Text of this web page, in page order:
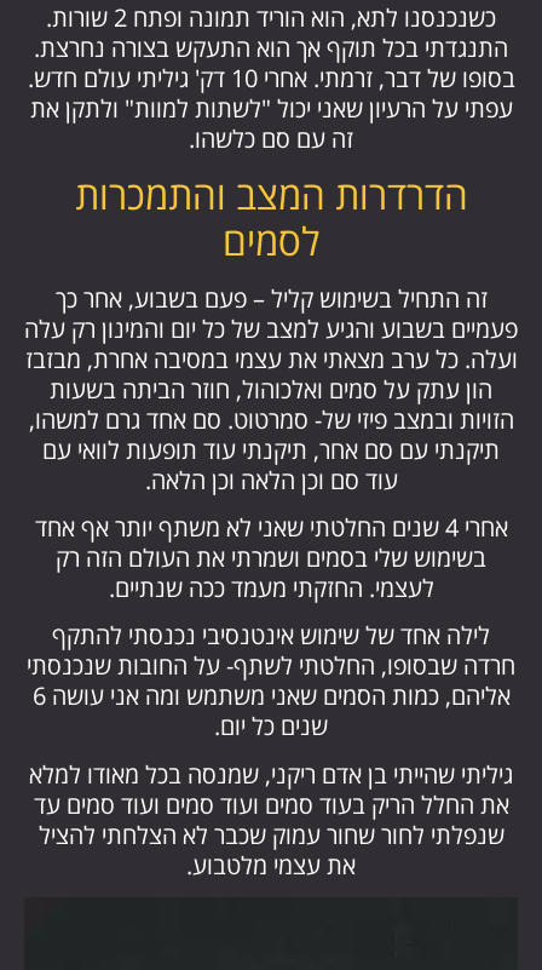
כשנכנסנו לתא, הוא הוריד תמונה ופתח 2 שורות.
התנגדתי בכל תוקף אך הוא התעקש בצורה נחרצת.
בסופו של דבר, זרמתי. אחרי 10 דק' גיליתי עולם חדש.
עפתי על הרעיון שאני יכול "לשתות למוות" ולתקן את
זה עם סם כלשהו.
הדרדרות המצב והתמכרות
לסמים
זה התחיל בשימוש קליל – פעם בשבוע, אחר כך
פעמיים בשבוע והגיע למצב של כל יום והמינון רק עלה
ועלה. כל ערב מצאתי את עצמי במסיבה אחרת, מבזבז
הון עתק על סמים ואלכוהול, חוזר הביתה בשעות
הזויות ובמצב פיזי של- סמרטוט. סם אחד גרם למשהו,
תיקנתי עם סם אחר, תיקנתי עוד תופעות לוואי עם
עוד סם וכן הלאה וכן הלאה.
אחרי 4 שנים החלטתי שאני לא משתף יותר אף אחד
בשימוש שלי בסמים ושמרתי את העולם הזה רק
לעצמי. החזקתי מעמד ככה שנתיים.
לילה אחד של שימוש אינטנסיבי נכנסתי להתקף
חרדה שבסופו, החלטתי לשתף- על החובות שנכנסתי
אליהם, כמות הסמים שאני משתמש ומה אני עושה 6
שנים כל יום.
גיליתי שהייתי בן אדם ריקני, שמנסה בכל מאודו למלא
את החלל הריק בעוד סמים ועוד סמים ועוד סמים עד
שנפלתי לחור שחור עמוק שכבר לא הצלחתי להציל
את עצמי מלטבוע.